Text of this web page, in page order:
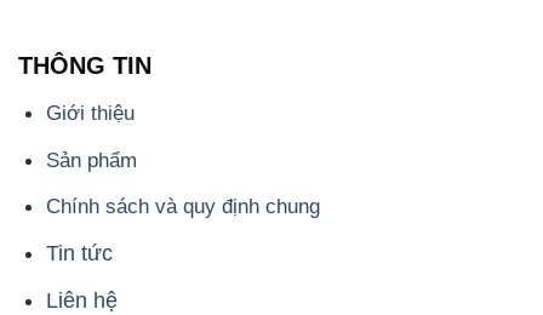
THÔNG TIN
Giới thiệu
Sản phẩm
Chính sách và quy định chung
Tin tức
Liên hệ